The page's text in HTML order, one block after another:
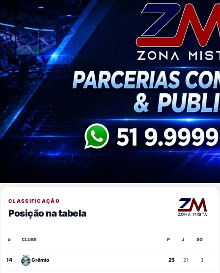
CLASSIFICAÇÃO
Posição na tabela
# CLUBE P J SG
14 Grêmio 25 21 -3